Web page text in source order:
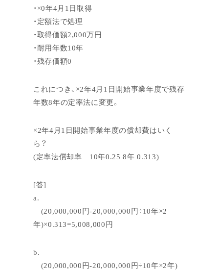
・×0年4月1日取得
・定額法で処理
・取得価額2,000万円
・耐用年数10年
・残存価額0
これにつき、×2年4月1日開始事業年度で残存
年数8年の定率法に変更。
×2年4月1日開始事業年度の償却費はいく
ら？
(定率法償却率 10年0.25 8年 0.313)
[答]
a.
(20,000,000円-20,000,000円÷10年×2
年)×0.313=5,008,000円
b.
(20,000,000円-20,000,000円÷10年×2年)